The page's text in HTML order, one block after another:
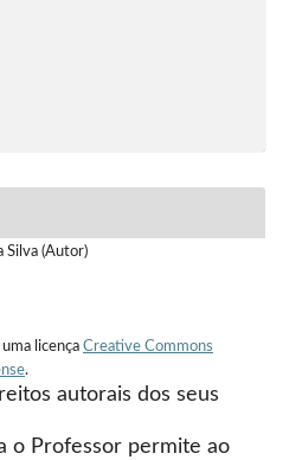
Silva (Autor)
licença Creative Commons
.
autorais dos seus
o Professor permite ao